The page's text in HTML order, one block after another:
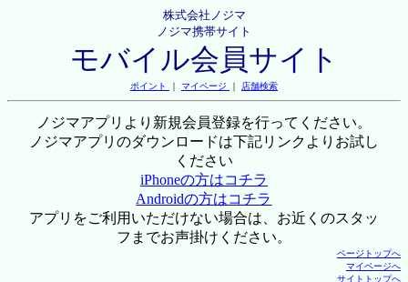
株式会社ノジマ
ノジマ携帯サイト
モバイル会員サイト
ポイント ｜ マイページ ｜ 店舗検索
ノジマアプリより新規会員登録を行ってください。
ノジマアプリのダウンロードは下記リンクよりお試し
ください
iPhoneの方はコチラ
Androidの方はコチラ
アプリをご利用いただけない場合は、お近くのスタッ
フまでお声掛けください。
ページトップへ
マイページへ
サイトトップへ